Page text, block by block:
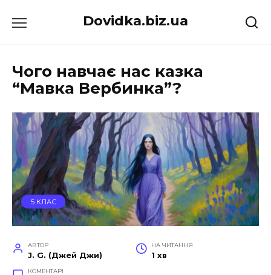
до
Dovidka.biz.ua
Чого навчає нас казка
“Мавка Вербинка”?
5 КЛАС
АВТОР
J. G. (Джей Джи)
НА ЧИТАННЯ
1 хв
КОМЕНТАРІ